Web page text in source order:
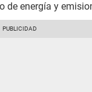
de energía y